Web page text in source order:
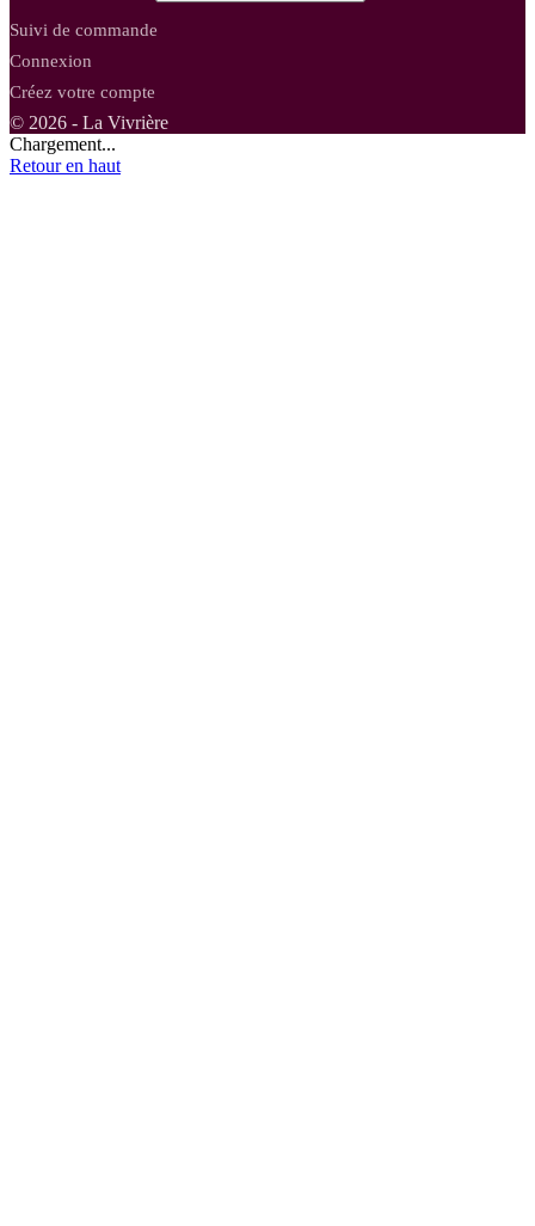
Suivi de commande
Connexion
Créez votre compte
© 2026 - La Vivrière
Chargement...
Retour en haut